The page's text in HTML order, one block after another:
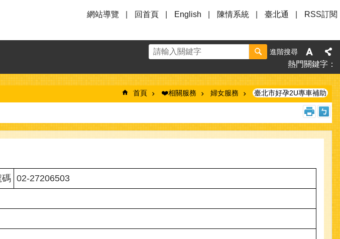
網站導覽
回首頁 English 陳情系統 臺北通 RSS訂閱
進階搜尋
熱門關鍵字
首頁 ❤️相關服務 婦女服務 臺北市好孕2U專車補助
碼 02-27206503